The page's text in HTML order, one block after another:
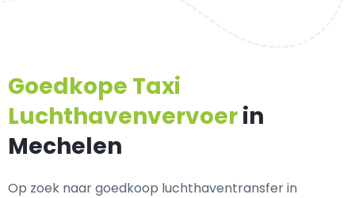
Goedkope Taxi
Luchthavenvervoerin
Mechelen
Op zoek naar goedkoop luchthaventransfer in